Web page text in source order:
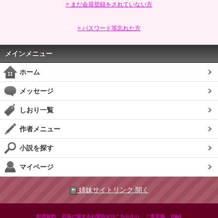
> まだ会員登録をされていない方
> パスワード等忘れた方
メインメニュー
ホーム
メッセージ
しおり一覧
作者メニュー
小説を探す
マイページ
姉妹サイトリンク 開く
利用規約 広告に関するお問合せはこちらから ご意見箱 Q&A